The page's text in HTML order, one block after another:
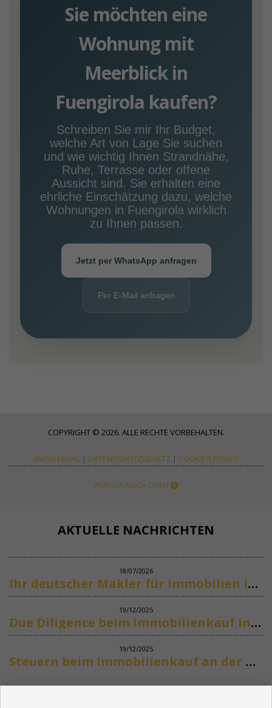
Sie möchten eine
Wohnung mit
Meerblick in
Fuengirola kaufen?
Schreiben Sie mir Ihr Budget,
welche Art von Lage Sie suchen
und wie wichtig Ihnen Strandnähe,
Ruhe, Terrasse oder offene
Aussicht sind. Sie erhalten eine
ehrliche Einschätzung dazu, welche
Wohnungen in Fuengirola wirklich
zu Ihnen passen.
Jetzt per WhatsApp anfragen
Per E-Mail anfragen
COPYRIGHT © 2026. ALLE RECHTE VORBEHALTEN.
AVISO LEGAL | DATENSCHUTZGESETZ | COOKIES POLICY
ZURÜCK NACH OBEN
AKTUELLE NACHRICHTEN
18/07/2026
Ihr deutscher Makler für Immobilien in Marbella
19/12/2025
Due Diligence beim Immobilienkauf in Spanien
19/12/2025
Steuern beim Immobilienkauf an der Costa del Sol
Siehe mehr